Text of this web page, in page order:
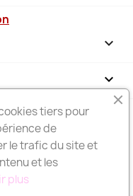

keyboard_arrow_down
Garantis,cliquez ici pour
votre spécialiste de la
tiers pour
de
le trafic du site et
et les
plus